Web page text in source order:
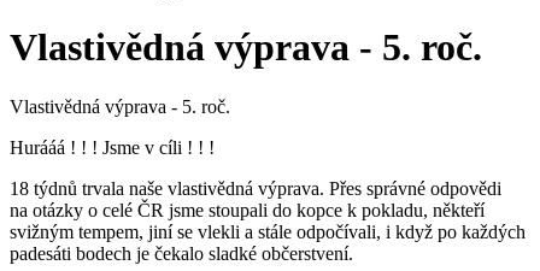
Vlastivědná výprava - 5. roč.
Vlastivědná výprava - 5. roč.
Hurááá ! ! ! Jsme v cíli ! ! !
18 týdnů trvala naše vlastivědná výprava. Přes správné odpovědi
na otázky o celé ČR jsme stoupali do kopce k pokladu, někteří
svižným tempem, jiní se vlekli a stále odpočívali, i když po každých
padesáti bodech je čekalo sladké občerstvení.